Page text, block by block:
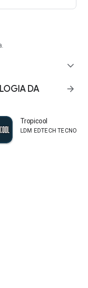
expand_more
DA
arrow_forward
INFORMACAO LTDA
Tropicool
LDM EDTECH